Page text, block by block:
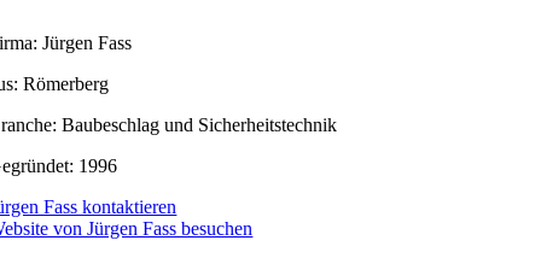
Jürgen Fass
Römerberg
Baubeschlag und Sicherheitstechnik
1996
Fass kontaktieren
von Jürgen Fass besuchen